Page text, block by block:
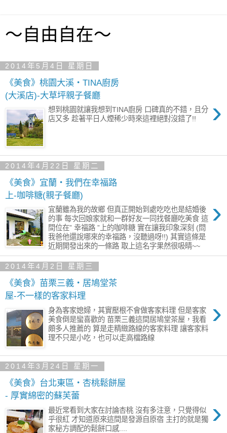
～自由自在～
2014年5月4日 星期日
《美食》桃園大溪‧TINA廚房
(大溪店)-大草坪親子餐廳
›
想到桃園就讓我想到TINA廚房 口碑真的不錯，且分
店又多 趁著平日人煙稀少時來這裡絕對沒錯了!!
2014年4月22日 星期二
《美食》宜蘭‧我們在幸福路
上-咖啡糖(親子餐廳)
›
宜蘭雖為我的故鄉 但真正開始到處吃吃也是結婚後
的事 每次回娘家就和一群好友一同找餐廳吃美食 這
間位在” 幸福路 ”上的咖啡糖 實在讓我印象深刻 (問
我爸他還說哪來的幸福路，沒聽過呀!!) 其實這條是
近期開發出來的一條路 取上這名字果然很吸睛~~
2014年4月2日 星期三
《美食》苗栗三義‧居鳩堂茶
屋-不一樣的客家料理
›
身為客家媳婦，其實壓根不會做客家料理 但是客家
美食倒是蠻喜歡的 苗栗三義這間居鳩堂茶屋，我看
頗多人推薦的 算是走精緻路線的客家料理 讓客家料
理不只是小吃，也可以走高檔路線
2014年3月24日 星期一
《美食》台北東區‧杏桃鬆餅屋
- 厚實綿密的蘇芙蕾
›
最近常看到大家在討論杏桃 沒有多注意，只覺得似
乎很紅 才知道原來這間是發源自原宿 主打的就是獨
家秘方調配的鬆餅口感....